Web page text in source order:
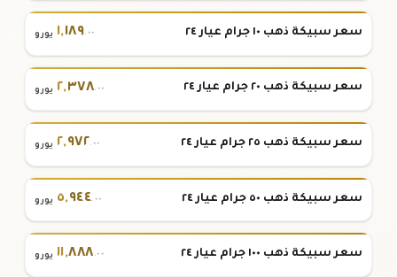
سعر سبيكة ذهب ١٠ جرام عيار ٢٤ ١,١٨٩.٠٠ يورو
سعر سبيكة ذهب ٢٠ جرام عيار ٢٤ ٢,٣٧٨.٠٠ يورو
سعر سبيكة ذهب ٢٥ جرام عيار ٢٤ ٢,٩٧٢.٠٠ يورو
سعر سبيكة ذهب ٥٠ جرام عيار ٢٤ ٥,٩٤٤.٠٠ يورو
سعر سبيكة ذهب ١٠٠ جرام عيار ٢٤ ١١,٨٨٨.٠٠ يورو